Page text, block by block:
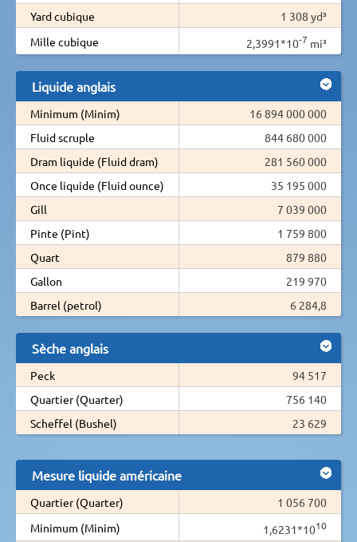
Yard cubique
1 308 yd³
Mille cubique
2,3991*10-7 mi³
Liquide anglais
Minimum (Minim)
16 894 000 000
Fluid scruple
844 680 000
Dram liquide (Fluid dram)
281 560 000
Once liquide (Fluid ounce)
35 195 000
Gill
7 039 000
Pinte (Pint)
1 759 800
Quart
879 880
Gallon
219 970
Barrel (petrol)
6 284,8
Sèche anglais
Peck
94 517
Quartier (Quarter)
756 140
Scheffel (Bushel)
23 629
Mesure liquide américaine
Quartier (Quarter)
1 056 700
Minimum (Minim)
1,6231*1010